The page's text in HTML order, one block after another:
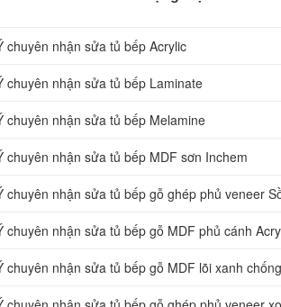
chuyên nhận sửa tủ bếp Acrylic
chuyên nhận sửa tủ bếp Laminate
chuyên nhận sửa tủ bếp Melamine
chuyên nhận sửa tủ bếp MDF sơn Inchem
chuyên nhận sửa tủ bếp gỗ ghép phủ veneer
chuyên nhận sửa tủ bếp gỗ MDF phủ cánh
chuyên nhận sửa tủ bếp gỗ MDF lõi xanh